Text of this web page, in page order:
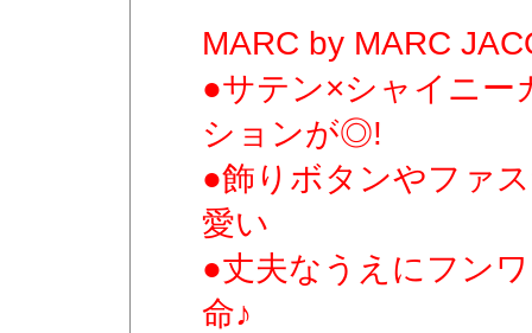
MARC by MARC
●サテン×シャイニー
ションが◎!
●飾りボタンやファ
愛い
●丈夫なうえにフン
命♪